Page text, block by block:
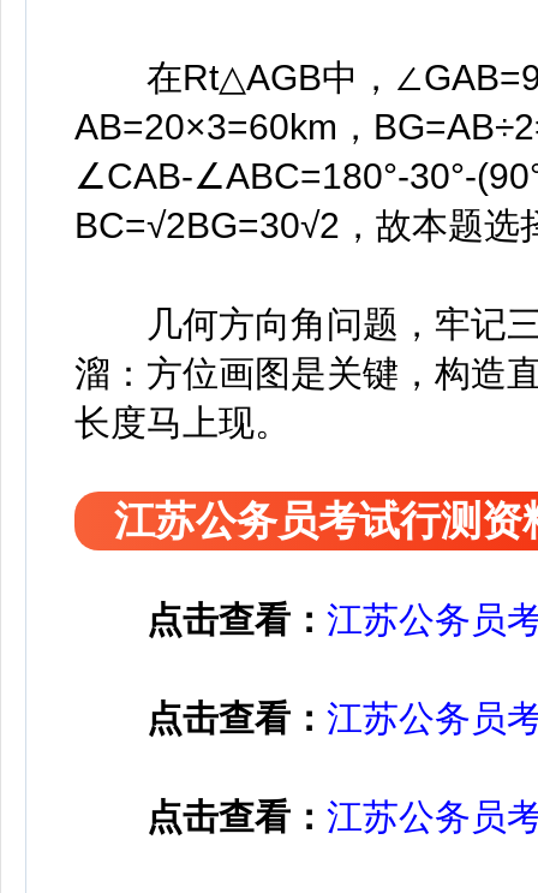
在Rt△AGB中，
AB=20×3=60km，
∠CAB-∠ABC=180°-30°-
BC=√2BG=30√2，故本题选
几何方向角问题，牢记三
溜：方位画图是关键，构造
长度马上现。
江苏公务员考试行测资
点击查看： 江苏公务员
点击查看： 江苏公务员
点击查看： 江苏公务员